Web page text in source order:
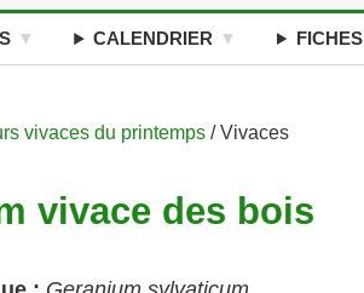
CALENDRIER FICHES
vivaces du printemps / Vivaces
vivace des bois